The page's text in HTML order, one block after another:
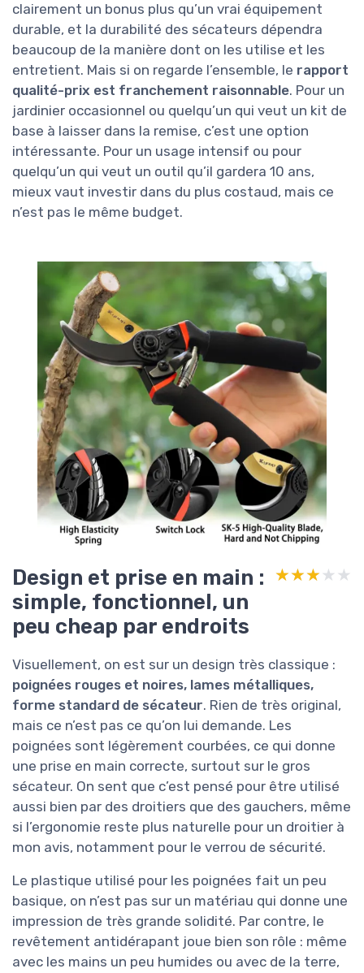
clairement un bonus plus qu’un vrai équipement
durable, et la durabilité des sécateurs dépendra
beaucoup de la manière dont on les utilise et les
entretient. Mais si on regarde l’ensemble, le rapport
qualité-prix est franchement raisonnable. Pour un
jardinier occasionnel ou quelqu’un qui veut un kit de
base à laisser dans la remise, c’est une option
intéressante. Pour un usage intensif ou pour
quelqu’un qui veut un outil qu’il gardera 10 ans,
mieux vaut investir dans du plus costaud, mais ce
n’est pas le même budget.
Design et prise en main :
simple, fonctionnel, un
peu cheap par endroits
★★★★★
★★★★★
Visuellement, on est sur un design très classique :
poignées rouges et noires, lames métalliques,
forme standard de sécateur. Rien de très original,
mais ce n’est pas ce qu’on lui demande. Les
poignées sont légèrement courbées, ce qui donne
une prise en main correcte, surtout sur le gros
sécateur. On sent que c’est pensé pour être utilisé
aussi bien par des droitiers que des gauchers, même
si l’ergonomie reste plus naturelle pour un droitier à
mon avis, notamment pour le verrou de sécurité.
Le plastique utilisé pour les poignées fait un peu
basique, on n’est pas sur un matériau qui donne une
impression de très grande solidité. Par contre, le
revêtement antidérapant joue bien son rôle : même
avec les mains un peu humides ou avec de la terre,